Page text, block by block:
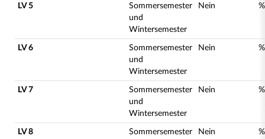
LV 5
Sommersemester
und
Wintersemester
Nein %
LV 6
Sommersemester
und
Wintersemester
Nein %
LV 7
Sommersemester
und
Wintersemester
Nein %
LV 8
Sommersemester
Nein %